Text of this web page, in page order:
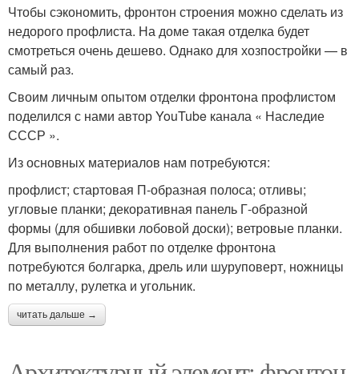
Чтобы сэкономить, фронтон строения можно сделать из
недорого профлиста. На доме такая отделка будет
смотреться очень дешево. Однако для хозпостройки — в
самый раз.
Своим личным опытом отделки фронтона профлистом
поделился с нами автор YouTube канала « Наследие
СССР ».
Из основных материалов нам потребуются:
профлист; стартовая П-образная полоса; отливы;
угловые планки; декоративная панель Г-образной
формы (для обшивки лобовой доски); ветровые планки.
Для выполнения работ по отделке фронтона
потребуются болгарка, дрель или шуруповерт, ножницы
по металлу, рулетка и угольник.
читать дальше →